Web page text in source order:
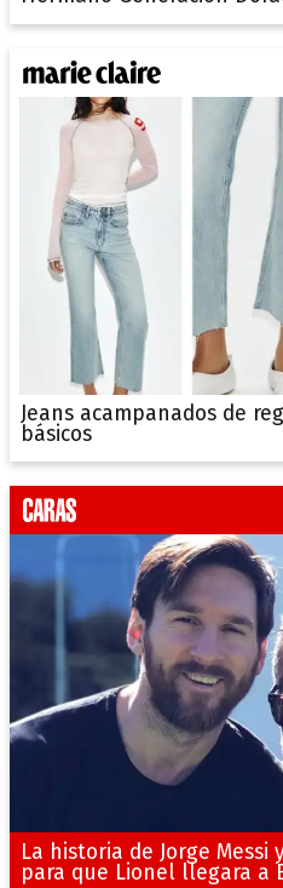
Jeans acampanados de
básicos
La historia de Jorge
para que Lionel llegara a